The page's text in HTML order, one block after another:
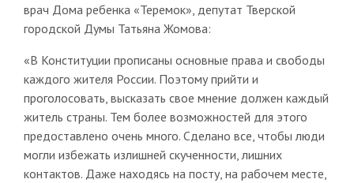
врач Дома ребенка «Теремок», депутат Тверской
городской Думы Татьяна Жомова:
«В Конституции прописаны основные права и свободы
каждого жителя России. Поэтому прийти и
проголосовать, высказать свое мнение должен каждый
житель страны. Тем более возможностей для этого
предоставлено очень много. Сделано все, чтобы люди
могли избежать излишней скученности, лишних
контактов. Даже находясь на посту, на рабочем месте,